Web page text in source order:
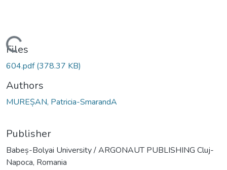
Files
604.pdf(378.37 KB)
Authors
MUREȘAN, Patricia-SmarandA
Publisher
Babeș-Bolyai University / ARGONAUT PUBLISHING Cluj-
Napoca, Romania